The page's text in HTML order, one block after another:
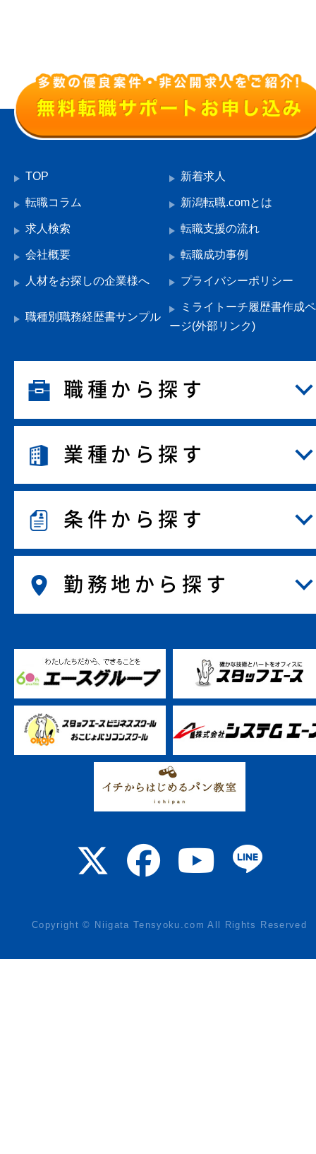
TOP 新着求人
転職コラム 新潟転職.comとは
求人検索 転職支援の流れ
会社概要 転職成功事例
人材をお探しの企業様へ プライバシーポリシー
職種別職務経歴書サンプル
ミライトーチ履歴書作成ペ
ージ(外部リンク)
職種から探す
業種から探す
条件から探す
勤務地から探す
Copyright © Niigata Tensyoku.com All Rights Reserved